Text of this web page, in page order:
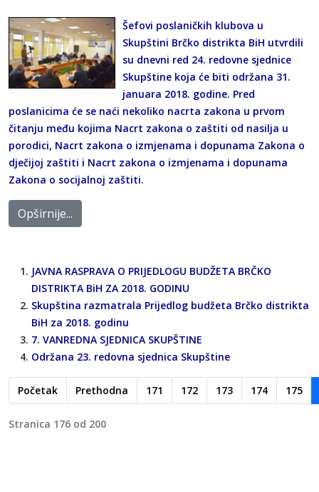
Šefovi poslaničkih klubova u
Skupštini Brčko distrikta BiH utvrdili
su dnevni red 24. redovne sjednice
Skupštine koja će biti održana 31.
januara 2018. godine. Pred
poslanicima će se naći nekoliko nacrta zakona u prvom
čitanju među kojima Nacrt zakona o zaštiti od nasilja u
porodici, Nacrt zakona o izmjenama i dopunama Zakona o
dječijoj zaštiti i Nacrt zakona o izmjenama i dopunama
Zakona o socijalnoj zaštiti.
Opširnije...
JAVNA RASPRAVA O PRIJEDLOGU BUDŽETA BRČKO
DISTRIKTA BiH ZA 2018. GODINU
Skupština razmatrala Prijedlog budžeta Brčko distrikta
BiH za 2018. godinu
7. VANREDNA SJEDNICA SKUPŠTINE
Održana 23. redovna sjednica Skupštine
Početak Prethodna 171 172 173 174 175
Stranica 176 od 200